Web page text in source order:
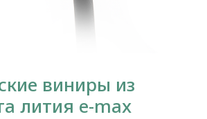
виниры из
лития e-max